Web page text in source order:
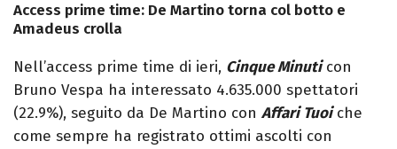
Access prime time: De Martino torna col botto e
Amadeus crolla
Nell’access prime time di ieri, Cinque Minuticon
Bruno Vespa ha interessato 4.635.000 spettatori
(22.9%), seguito da De Martino con Affari Tuoiche
come sempre ha registrato ottimi ascolti con